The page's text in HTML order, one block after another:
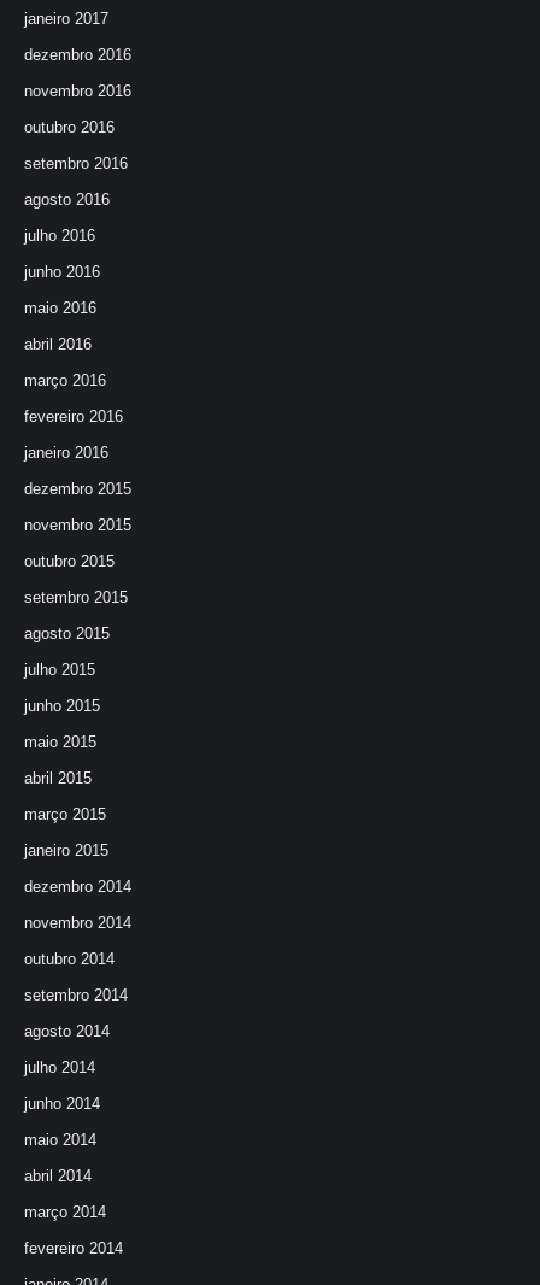
janeiro 2017
dezembro 2016
novembro 2016
outubro 2016
setembro 2016
agosto 2016
julho 2016
junho 2016
maio 2016
abril 2016
março 2016
fevereiro 2016
janeiro 2016
dezembro 2015
novembro 2015
outubro 2015
setembro 2015
agosto 2015
julho 2015
junho 2015
maio 2015
abril 2015
março 2015
janeiro 2015
dezembro 2014
novembro 2014
outubro 2014
setembro 2014
agosto 2014
julho 2014
junho 2014
maio 2014
abril 2014
março 2014
fevereiro 2014